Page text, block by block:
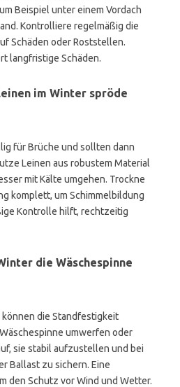
Beispiel unter einem Vordach
Kontrolliere regelmäßig die
Schäden oder Roststellen.
langfristige Schäden.
im Winter spröde
für Brüche und sollten dann
Leinen aus robustem Material
mit Kälte umgehen. Trockne
komplett, um Schimmelbildung
Kontrolle hilft, rechtzeitig
die Wäschespinne
die Standfestigkeit
umwerfen oder
sie stabil aufzustellen und bei
Ballast zu sichern. Eine
den Schutz vor Wind und Wetter.